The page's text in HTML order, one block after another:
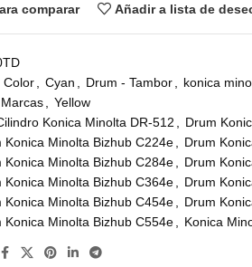
comparar Añadir a lista de
Color Cyan Drum - Tambor konica
Marcas
Yellow
Konica Minolta DR-512
Drum
Konica Minolta Bizhub C224e
Drum
Konica Minolta Bizhub C284e
Drum
Konica Minolta Bizhub C364e
Drum
Konica Minolta Bizhub C454e
Drum
Konica Minolta Bizhub C554e Konica